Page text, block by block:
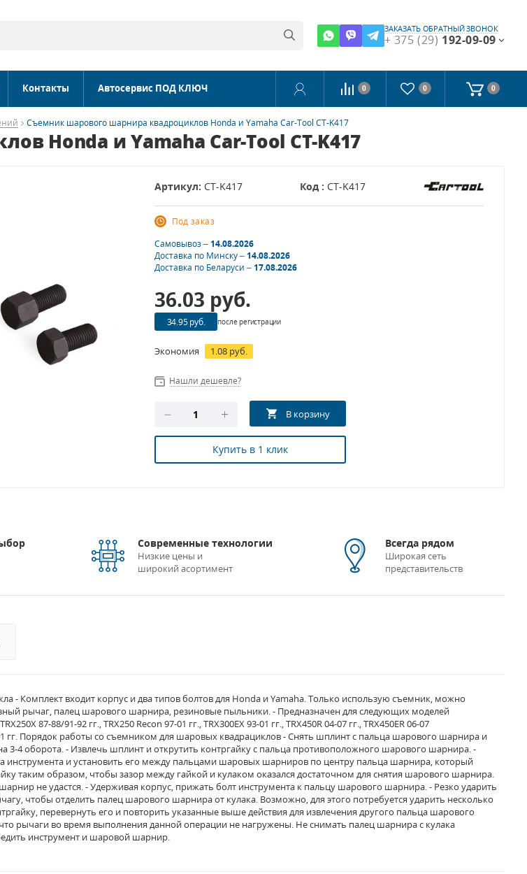
ЗАКАЗАТЬ ОБРАТНЫЙ ЗВОНОК
+ 375 (29) 192-09-09
Контакты Автосервис ПОД КЛЮЧ 0 0 0
Съемник шарового шарнира квадроциклов Honda и Yamaha Car-Tool CT-K417
Honda и Yamaha Car-Tool CT-K417
Артикул: CT-K417 Код : CT-K417
Под заказ
Самовывоз –14.08.2026
Доставка по Минску –14.08.2026
Доставка по Беларуси –17.08.2026
36.03 руб.
34.95 руб. после регистрации
Экономия 1.08 руб.
Нашли дешевле?
Купить в 1 клик
Современные технологии
Низкие цены и
широкий асортимент
Всегда рядом
Широкая сеть
представительств
- Комплект входит корпус и два типов болтов для Honda и Yamaha. Только использую съемник, можно
рычаг, палец шарового шарнира, резиновые пыльники. - Предназначен для следующих моделей
87-88/91-92 гг., TRX250 Recon 97-01 гг., TRX300EX 93-01 гг., TRX450R 04-07 гг., TRX450ER 06-07
01 гг. Порядок работы со съемником для шаровых квадрациклов - Снять шплинт с пальца шарового шарнира и
3-4 оборота. - Извлечь шплинт и открутить контргайку с пальца противоположного шарового шарнира. -
инструмента и установить его между пальцами шаровых шарниров по центру пальца шарнира, который
таким образом, чтобы зазор между гайкой и кулаком оказался достаточном для снятия шарового шарнира.
шарнир не удастся. - Удерживая корпус, прижать болт инструмента к пальцу шарового шарнира. - Резко ударить
чтобы отделить палец шарового шарнира от кулака. Возможно, для этого потребуется ударить несколько
перевернуть его и повторить указанные выше действия для извлечения другого пальца шарового
рычаги во время выполнения данной операции не нагружены. Не снимать палец шарнира с кулака
инструмент и шаровой шарнир.